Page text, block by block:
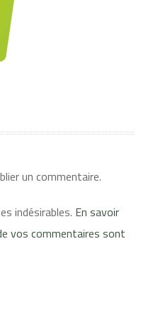
un commentaire.
indésirables. En savoir
vos commentaires sont